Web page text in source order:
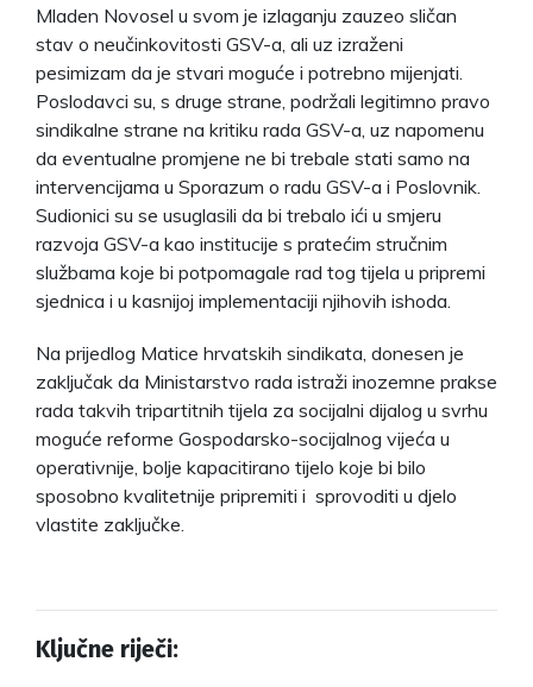
Mladen Novosel u svom je izlaganju zauzeo sličan
stav o neučinkovitosti GSV-a, ali uz izraženi
pesimizam da je stvari moguće i potrebno mijenjati.
Poslodavci su, s druge strane, podržali legitimno pravo
sindikalne strane na kritiku rada GSV-a, uz napomenu
da eventualne promjene ne bi trebale stati samo na
intervencijama u Sporazum o radu GSV-a i Poslovnik.
Sudionici su se usuglasili da bi trebalo ići u smjeru
razvoja GSV-a kao institucije s pratećim stručnim
službama koje bi potpomagale rad tog tijela u pripremi
sjednica i u kasnijoj implementaciji njihovih ishoda.
Na prijedlog Matice hrvatskih sindikata, donesen je
zaključak da Ministarstvo rada istraži inozemne prakse
rada takvih tripartitnih tijela za socijalni dijalog u svrhu
moguće reforme Gospodarsko-socijalnog vijeća u
operativnije, bolje kapacitirano tijelo koje bi bilo
sposobno kvalitetnije pripremiti i sprovoditi u djelo
vlastite zaključke.
Ključne riječi: